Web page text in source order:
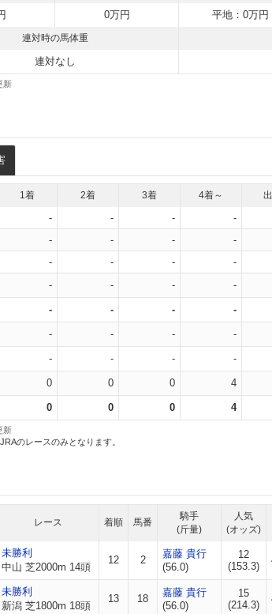
0万円 平地：0万円
連対時の馬体重
連対なし
1着 2着 3着 4着～
- - - -
- - - -
- - - -
- - - -
- - - -
- - - -
- - - -
0 0 0 4
0 0 0 4
新
のレースのみとなります。
レース 着順 馬番
騎手
(斤量)
人気
(オッズ)
未勝利
中山 芝2000m 14頭
12 2
嘉藤 貴行
(56.0)
12
(153.3)
未勝利
新潟 芝1800m 18頭
13 18
嘉藤 貴行
(56.0)
15
(214.3)